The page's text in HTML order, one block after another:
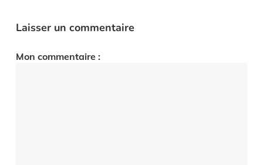
Laisser un commentaire
Mon commentaire :